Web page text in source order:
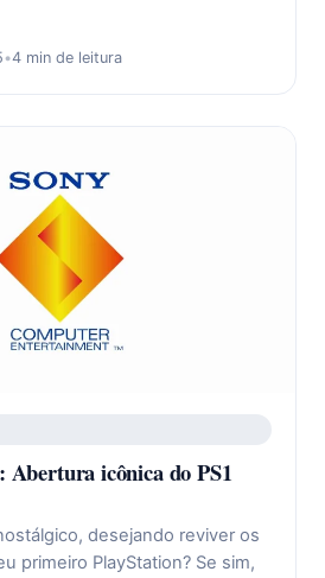
•4 min de leitura
Abertura icônica do PS1
desejando reviver os
primeiro PlayStation? Se sim,